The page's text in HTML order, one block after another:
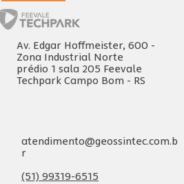
Av. Edgar Hoffmeister, 600 -
Zona Industrial Norte
prédio 1 sala 205 Feevale
Techpark Campo Bom - RS
atendimento@geossintec.com.b
r
(51) 99319-6515